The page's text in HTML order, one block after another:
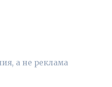
а не реклама